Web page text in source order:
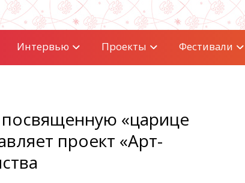
Интервью Проекты Фестивали
«царице
проект «Арт-